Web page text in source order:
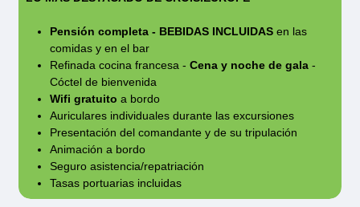
Información válida para la edición 2025
Pensión completa - BEBIDAS INCLUIDASen las
comidas y en el bar
Refinada cocina francesa - Cena y noche de gala-
Cóctel de bienvenida
Wifi gratuito a bordo
Auriculares individuales durante las excursiones
Presentación del comandante y de su tripulación
Animación a bordo
Seguro asistencia/repatriación
Tasas portuarias incluidas